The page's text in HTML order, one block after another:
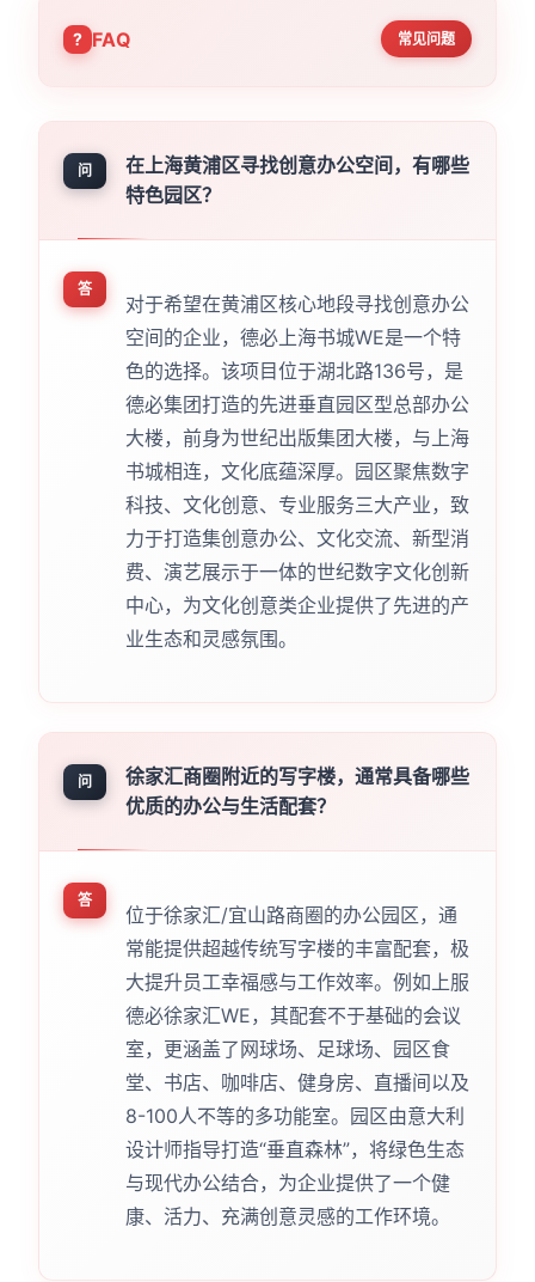
FAQ 常见问题
问
在上海黄浦区寻找创意办公空间，有哪些
特色园区？
答
对于希望在黄浦区核心地段寻找创意办公
空间的企业，德必上海书城WE是一个特
色的选择。该项目位于湖北路136号，是
德必集团打造的先进垂直园区型总部办公
大楼，前身为世纪出版集团大楼，与上海
书城相连，文化底蕴深厚。园区聚焦数字
科技、文化创意、专业服务三大产业，致
力于打造集创意办公、文化交流、新型消
费、演艺展示于一体的世纪数字文化创新
中心，为文化创意类企业提供了先进的产
业生态和灵感氛围。
问
徐家汇商圈附近的写字楼，通常具备哪些
优质的办公与生活配套？
答
位于徐家汇/宜山路商圈的办公园区，通
常能提供超越传统写字楼的丰富配套，极
大提升员工幸福感与工作效率。例如上服
德必徐家汇WE，其配套不于基础的会议
室，更涵盖了网球场、足球场、园区食
堂、书店、咖啡店、健身房、直播间以及
8-100人不等的多功能室。园区由意大利
设计师指导打造“垂直森林”，将绿色生态
与现代办公结合，为企业提供了一个健
康、活力、充满创意灵感的工作环境。